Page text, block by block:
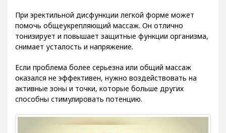
При эректильной дисфункции легкой форме может
помочь общеукрепляющий массаж. Он отлично
тонизирует и повышает защитные функции организма,
снимает усталость и напряжение.
Если проблема более серьезна или общий массаж
оказался не эффективен, нужно воздействовать на
активные зоны и точки, которые больше других
способны стимулировать потенцию.